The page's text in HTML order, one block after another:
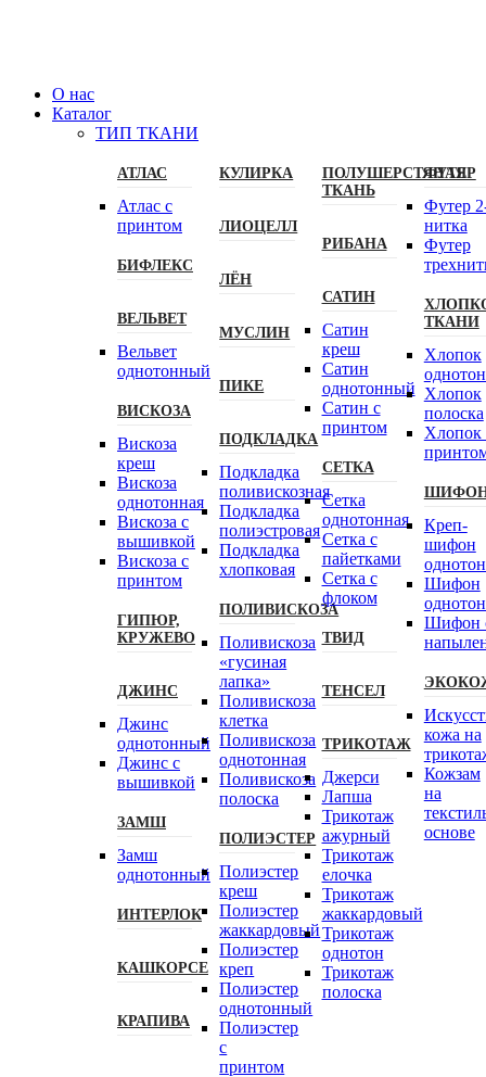
О нас
Каталог
ТИП ТКАНИ
АТЛАС
Атлас с
принтом
БИФЛЕКС
ВЕЛЬВЕТ
Вельвет
однотонный
ВИСКОЗА
Вискоза
креш
Вискоза
однотонная
Вискоза с
вышивкой
Вискоза с
принтом
ГИПЮР,
КРУЖЕВО
ДЖИНС
Джинс
однотонный
Джинс с
вышивкой
ЗАМШ
Замш
однотонный
ИНТЕРЛОК
КАШКОРСЕ
КРАПИВА
КУЛИРКА
ЛИОЦЕЛЛ
ЛЁН
МУСЛИН
ПИКЕ
ПОДКЛАДКА
Подкладка
поливискозная
Подкладка
полиэстровая
Подкладка
хлопковая
ПОЛИВИСКОЗА
Поливискоза
«гусиная
лапка»
Поливискоза
клетка
Поливискоза
однотонная
Поливискоза
полоска
ПОЛИЭСТЕР
Полиэстeр
креш
Полиэстер
жаккардовый
Полиэстер
креп
Полиэстер
однотонный
Полиэстер
с
принтом
ПОЛУШЕРСТЯНАЯ
ТКАНЬ
РИБАНА
САТИН
Сатин
креш
Сатин
однотонный
Сатин с
принтом
СЕТКА
Сетка
однотонная
Сетка с
пайетками
Сетка с
флоком
ТВИД
ТЕНСЕЛ
ТРИКОТАЖ
Джерси
Лапша
Трикотаж
ажурный
Трикотаж
елочка
Трикотаж
жаккардовый
Трикотаж
однотон
Трикотаж
полоска
ФУТЕР
Футер
нитка
Футер
ТКАНИ
Хлопок
Хлопок
полоска
Хлопок
Креп-
шифон
Шифон
Шифон
кожа на
Кожзам
на
основе